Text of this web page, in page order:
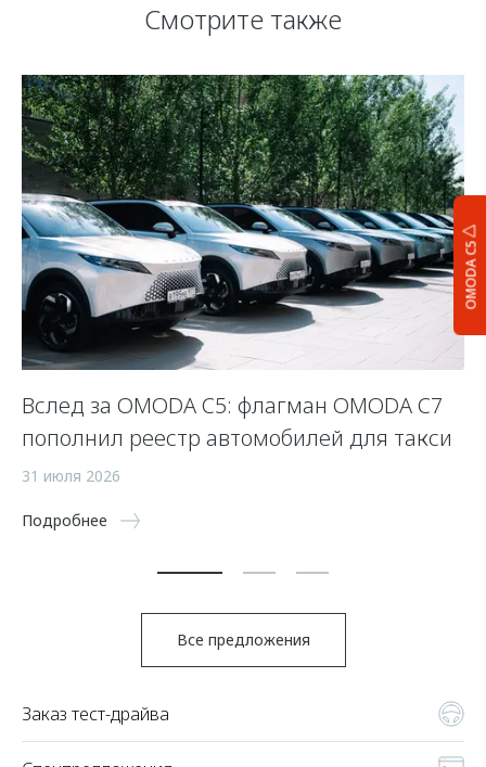
OMODA C5
Смотрите также
Вслед за OMODA C5: флагман OMODA C7
пополнил реестр автомобилей для такси
31 июля 2026
Подробнее
Все предложения
Заказ тест-драйва